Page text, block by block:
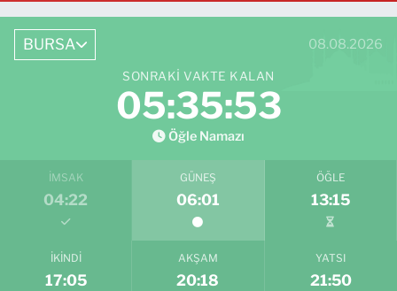
BURSA 08.08.2026
SONRAKI VAKTE KALAN
05:35:52
Öğle Namazı
İMSAK
04:22
GÜNEŞ
06:01
ÖĞLE
13:15
İKINDI
17:05
AKŞAM
20:18
YATSI
21:50